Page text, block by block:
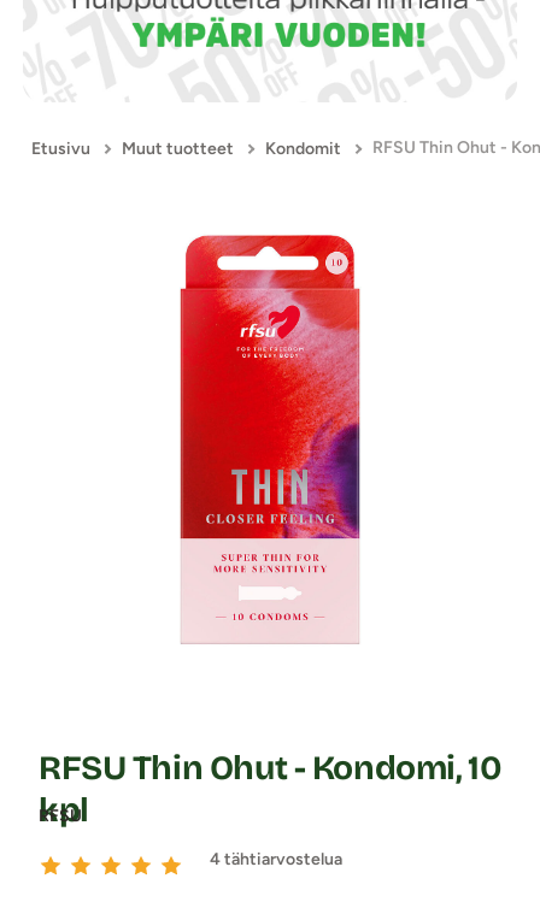
Etusivu Muut tuotteet Kondomit RFSU Thin Ohut -
RFSU
RFSU Thin Ohut - Kondomi, 10
kpl
4 tähtiarvostelua